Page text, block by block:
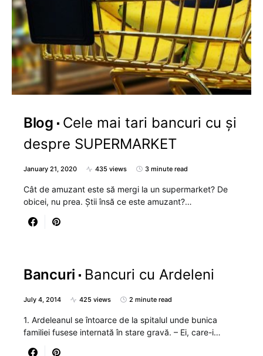
Blog
Cele mai tari bancuri cu și
despre SUPERMARKET
January 21, 2020 435 views 3 minute read
Cât de amuzant este să mergi la un supermarket? De
obicei, nu prea. Știi însă ce este amuzant?…
Bancuri Bancuri cu Ardeleni
July 4, 2014 425 views 2 minute read
1. Ardeleanul se întoarce de la spitalul unde bunica
familiei fusese internată în stare gravă. – Ei, care-i…